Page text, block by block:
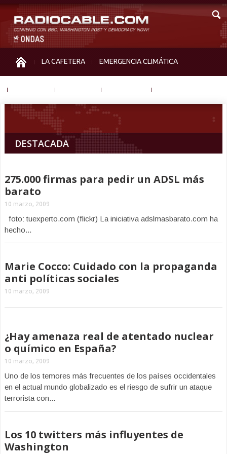
LA CAFETERA EMERGENCIA CLIMÁTICA
DESTACADA
275.000 firmas para pedir un ADSL más
barato
10 marzo, 2009
foto: tuexperto.com (flickr) La iniciativa adslmasbarato.com ha
hecho...
Marie Cocco: Cuidado con la propaganda
anti políticas sociales
10 marzo, 2009
¿Hay amenaza real de atentado nuclear
o químico en España?
10 marzo, 2009
Uno de los temores más frecuentes de los países occidentales
en el actual mundo globalizado es el riesgo de sufrir un ataque
terrorista con...
Los 10 twitters más influyentes de
Washington